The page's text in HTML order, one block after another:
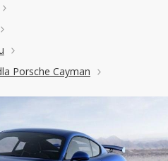
Porsche Cayman